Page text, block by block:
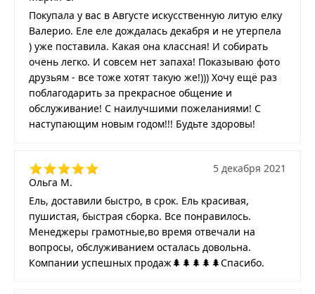
Покупала у вас в Августе искусственную литую елку
Валерио. Еле еле дождалась декабря и не утерпела
) уже поставила. Какая она классная! И собирать
очень легко. И совсем нет запаха! Показываю фото
друзьям - все тоже хотят такую же!))) Хочу ещё раз
поблагодарить за прекрасное общение и
обслуживание! С наилучшими пожеланиями! С
наступающим новым годом!!! Будьте здоровы!
Ольга М.
5 декабря 2021
Ель, доставили быстро, в срок. Ель красивая,
пушистая, быстрая сборка. Все понравилось.
Менеджеры грамотные,во время отвечали на
вопросы, обслуживанием осталась довольна.
Компании успешных продаж🌲🌲🌲🌲🌲Спасибо.